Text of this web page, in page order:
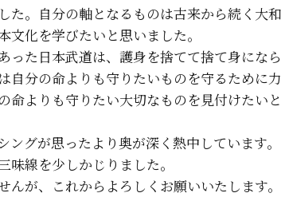
た。自分の軸となるものは古来から続く大和
化を学びたいと思いました。
った日本武道は、護身を捨てて捨て身になら
自分の命よりも守りたいものを守るために力
命よりも守りたい大切なものを見付けたいと
グが思ったより奥が深く熱中しています。
線を少しかじりました。
が、これからよろしくお願いいたします。